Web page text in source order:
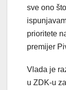
sve ono
prioritete
premijer
Vlada je
u ZDK-u